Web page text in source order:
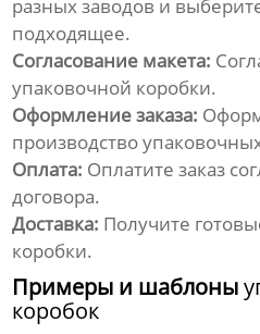
разныхзаводов и
подходящее.
Согласование макета:
упаковочной коробки.
Оформление заказа:
производство
Оплата: Оплатите заказ
договора.
Доставка: Получите
коробки.
Примеры и шаблоны
коробок